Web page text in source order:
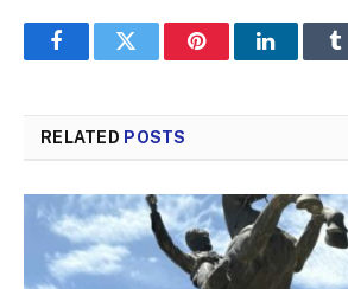
FacebookTwitter PinterestLinkedIn
RELATED POSTS